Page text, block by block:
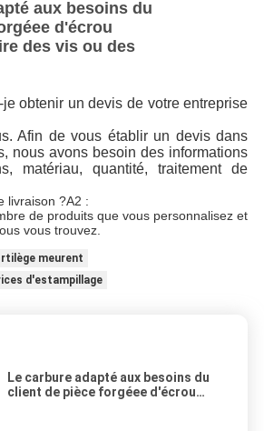
obtenir un devis de votre entreprise
Afin de vous établir un devis dans
nous avons besoin des informations
matériau, quantité, traitement de
livraison ?A2 :
de produits que vous personnalisez et
vous trouvez.
meurent
d'estampillage
Le carbure adapté aux besoins du
client de pièce forgéee d'écrou